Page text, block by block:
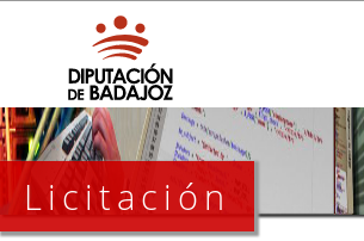
Licitación